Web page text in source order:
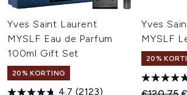
Yves Saint Laurent
MYSLF Eau de Parfum
100ml Gift Set
20% KORTING
4.7 (2123)
Yves
MYSLF
20%